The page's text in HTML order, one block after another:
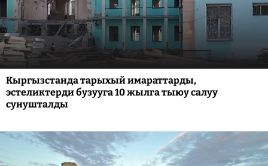
Кыргызстанда тарыхый имараттарды,
эстеликтерди бузууга 10 жылга тыюу салуу
сунушталды